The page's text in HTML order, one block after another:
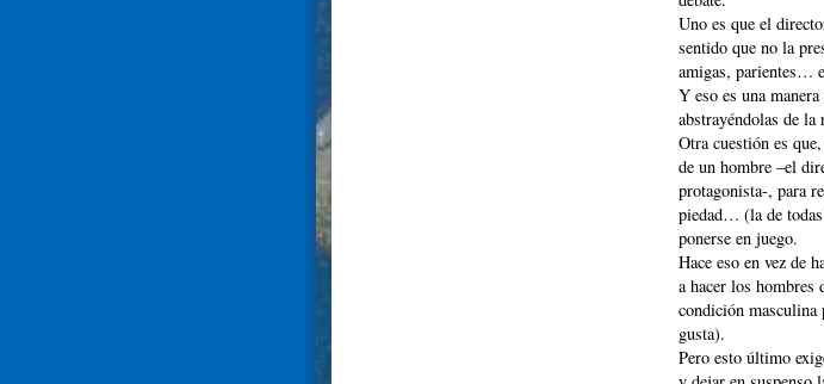
Uno es que el
sentido que no la
amigas, parientes…
Y eso es una
abstrayéndolas de la
Otra cuestión es
de un hombre –el
protagonista-, para
piedad… (la de
ponerse en juego.
Hace eso en vez de
a hacer los hombres
condición masculina
gusta).
Pero esto último